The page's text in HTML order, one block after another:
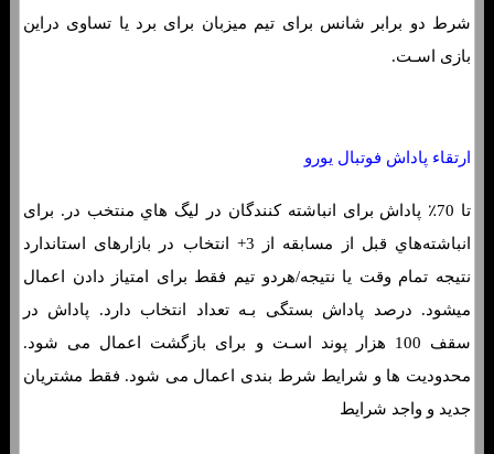
شرط دو برابر شانس برای تیم میزبان برای برد یا تساوی دراین
بازی اسـت.
ارتقاء پاداش فوتبال یورو
تا 70٪ پاداش برای انباشته کنندگان در لیگ هاي‌ منتخب در. برای
انباشته‌هاي‌ قبل از مسابقه از 3+ انتخاب در بازارهای استاندارد
نتیجه تمام وقت یا نتیجه/هردو تیم فقط برای امتیاز دادن اعمال
میشود. درصد پاداش بستگی بـه تعداد انتخاب دارد. پاداش در
سقف 100 هزار پوند اسـت و برای بازگشت اعمال می شود.
محدودیت ها و شرایط شرط بندی اعمال می شود. فقط مشتریان
جدید و واجد شرایط